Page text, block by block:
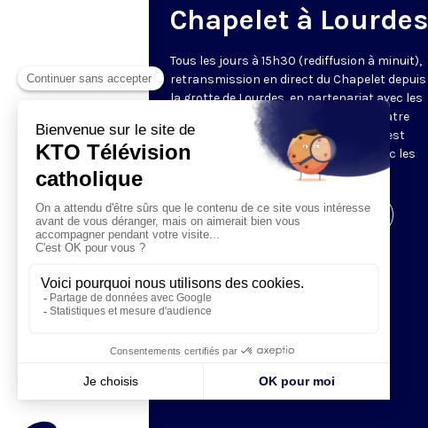
Chapelet à Lourdes
Tous les jours à 15h30 (rediffusion à minuit),
retransmission en direct du Chapelet depuis
la grotte de Lourdes, en partenariat avec les
Sanctuaires. Chaque jour, l'une des quatre
méditations des mystères du Rosaire est
proposée en communion de prière avec les
Visiter la page de l'émission